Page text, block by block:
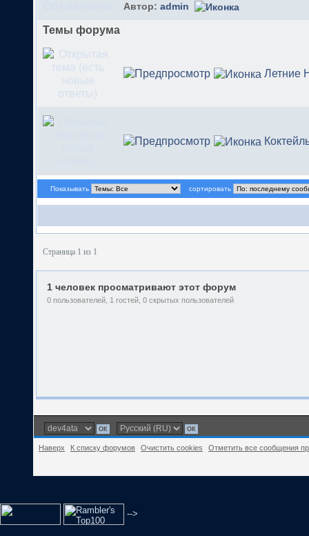
Автор: admin
Темы форума
Летние
Показывать сортировать
Страница 1 из 1
1 человек просматривают этот форум
0 пользователей, 1 гостей, 0 скрытых пользователей
Наверх К списку форумов Очистить cookies Отметить все сообщения
-->